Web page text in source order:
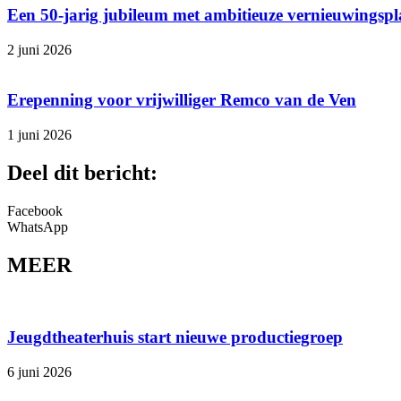
Een 50-jarig jubileum met ambitieuze
2 juni 2026
Erepenning voor vrijwilliger Remco van de Ven
1 juni 2026
Deel dit bericht:
Facebook
WhatsApp
MEER
Jeugdtheaterhuis start nieuwe productiegroep
6 juni 2026